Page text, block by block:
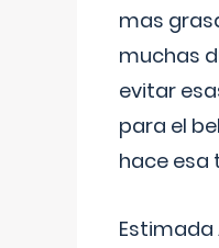
mas
muchas
evitar
para el
hace esa
Estimada